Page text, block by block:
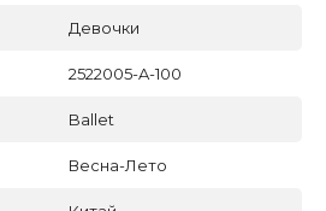
Девочки
2522005-A-100
Ballet
Весна-Лето